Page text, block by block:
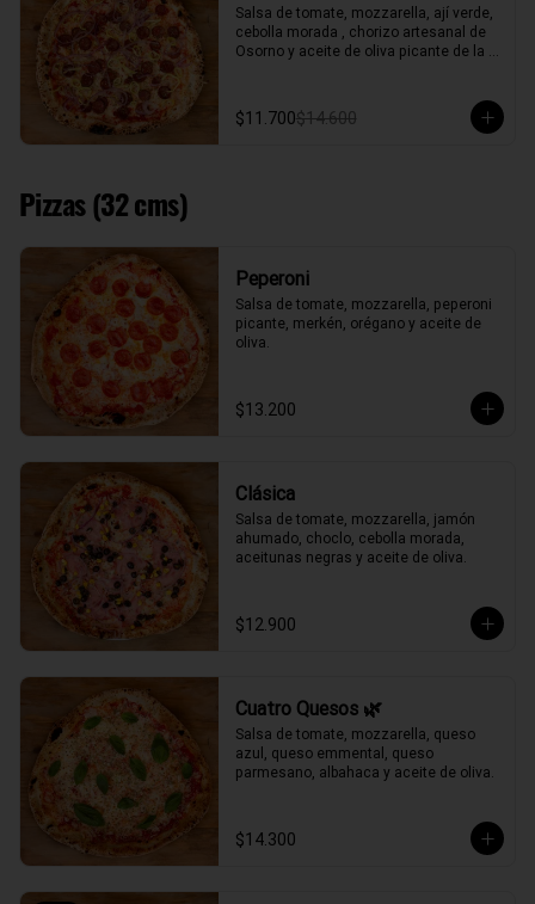
Salsa de tomate, mozzarella, ají verde,
cebolla morada , chorizo artesanal de
Osorno y aceite de oliva picante de la
$11.700$14.600
Pizzas (32 cms)
Peperoni
Salsa de tomate, mozzarella, peperoni
picante, merkén, orégano y aceite de
oliva.
$13.200
Clásica
Salsa de tomate, mozzarella, jamón
ahumado, choclo, cebolla morada,
aceitunas negras y aceite de oliva.
$12.900
Cuatro Quesos 🌿
Salsa de tomate, mozzarella, queso
azul, queso emmental, queso
parmesano, albahaca y aceite de oliva.
$14.300